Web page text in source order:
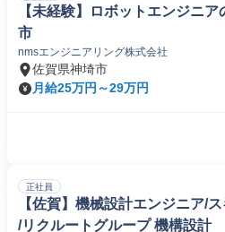
【未経験】ロボットエンジニ
市
nmsエンジニアリング株式会社
佐賀県神埼市
月給25万円～29万円
正社員
【佐賀】機械設計エンジニア/
/リクルートグループ 機構設計